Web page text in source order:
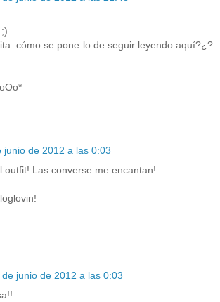
cómo se pone lo de seguir leyendo aquí?¿?
junio de 2012 a las 0:03
outfit! Las converse me encantan!
de junio de 2012 a las 0:03